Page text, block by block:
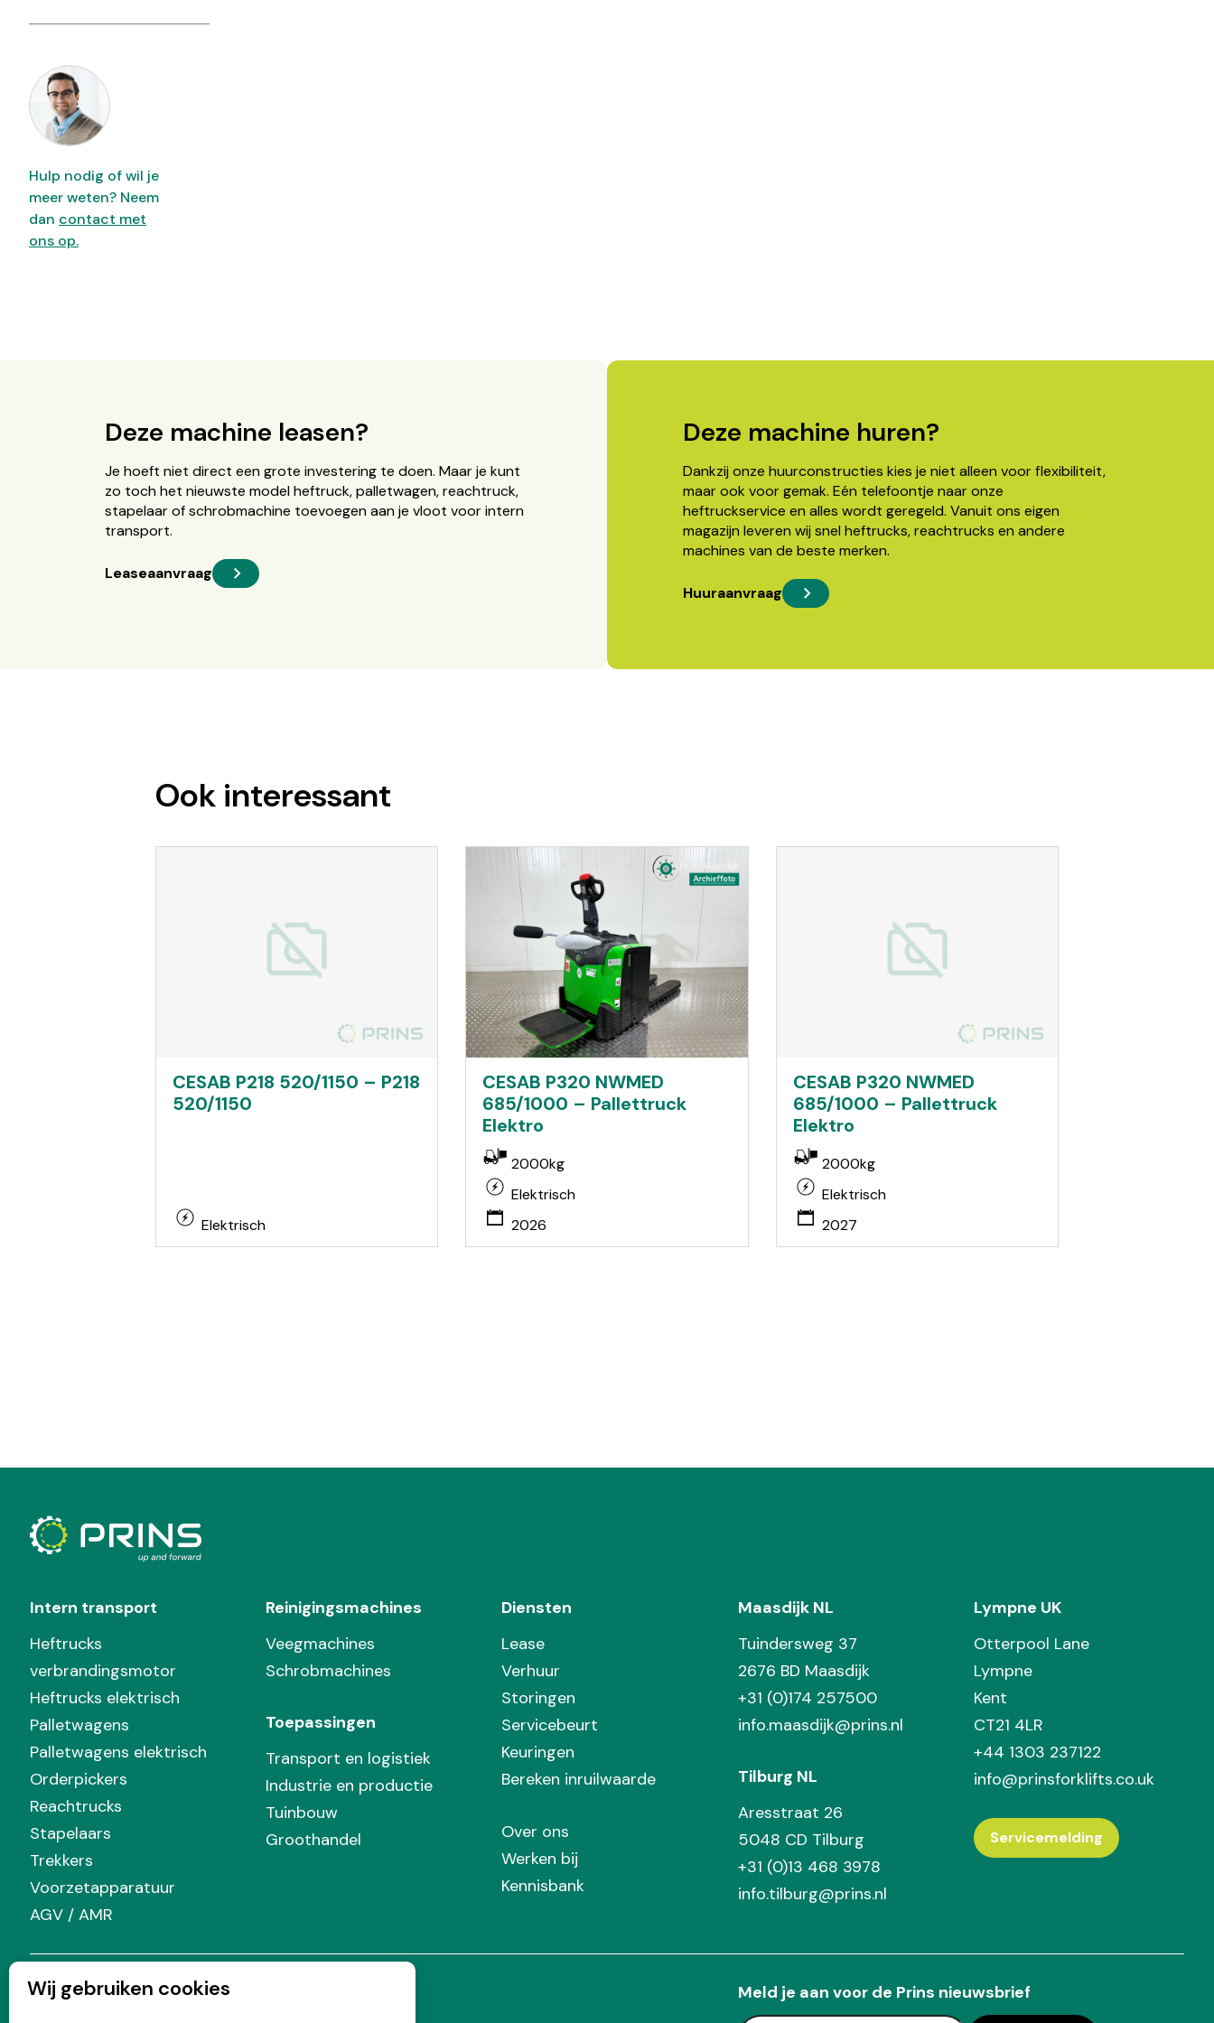
Wij gebruiken cookies
Hulp nodig of wil je
meer weten? Neem
dan contact met
ons op.
Deze machine leasen?
Je hoeft niet direct een grote investering te doen. Maar je kunt
zo toch het nieuwste model heftruck, palletwagen, reachtruck,
stapelaar of schrobmachine toevoegen aan je vloot voor intern
transport.
Leaseaanvraag
Deze machine huren?
Dankzij onze huurconstructies kies je niet alleen voor flexibiliteit,
maar ook voor gemak. Eén telefoontje naar onze
heftruckservice en alles wordt geregeld. Vanuit ons eigen
magazijn leveren wij snel heftrucks, reachtrucks en andere
machines van de beste merken.
Huuraanvraag
Ook interessant
CESAB P218 520/1150 – P218
520/1150
Elektrisch
CESAB P320 NWMED
685/1000 – Pallettruck
Elektro
2000kg
Elektrisch
2026
CESAB P320 NWMED
685/1000 – Pallettruck
Elektro
2000kg
Elektrisch
2027
Intern transport
Heftrucks
verbrandingsmotor
Heftrucks elektrisch
Palletwagens
Palletwagens elektrisch
Orderpickers
Reachtrucks
Stapelaars
Trekkers
Voorzetapparatuur
AGV / AMR
Reinigingsmachines
Veegmachines
Schrobmachines
Toepassingen
Transport en logistiek
Industrie en productie
Tuinbouw
Groothandel
Diensten
Lease
Verhuur
Storingen
Servicebeurt
Keuringen
Bereken inruilwaarde
Over ons
Werken bij
Kennisbank
Maasdijk NL
Tuindersweg 37
2676 BD Maasdijk
+31 (0)174 257500
info.maasdijk@prins.nl
Tilburg NL
Aresstraat 26
5048 CD Tilburg
+31 (0)13 468 3978
info.tilburg@prins.nl
Lympne UK
Otterpool Lane
Lympne
Kent
CT21 4LR
+44 1303 237122
info@prinsforklifts.co.uk
Servicemelding
Meld je aan voor de Prins nieuwsbrief